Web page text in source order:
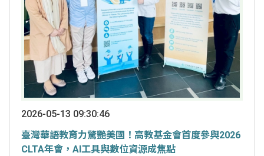
2026-05-13 09:30:46
臺灣華語教育力驚艷美國！高教基金會首度參與2026
CLTA年會，AI工具與數位資源成焦點